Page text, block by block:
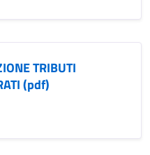
TRIBUTI
(pdf)